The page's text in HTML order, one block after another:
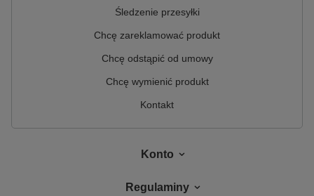
Śledzenie przesyłki
Chcę zareklamować produkt
Chcę odstąpić od umowy
Chcę wymienić produkt
Kontakt
Konto
Regulaminy